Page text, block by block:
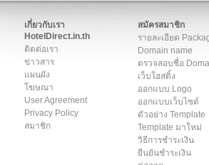
เกี่ยวกับเรา
HotelDirect.in.th
ติดต่อเรา
ข่าวสาร
แผนผัง
โฆษณา
User Agreement
Privacy Policy
สมาชิก
สมัครสมาชิก
รายละเอียด
Domain name
ตรวจสอบชื่อ
เว็บโฮสติ้ง
ออกแบบ Logo
ออกแบบเว็บไซต์
ตัวอย่าง Template
Template มาใหม่
วิธีการชำระเงิน
ยืนยันชำระเงิน